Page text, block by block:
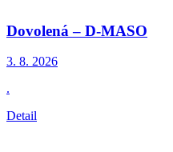
Dovolená – D-MASO
3. 8. 2026
.
Detail